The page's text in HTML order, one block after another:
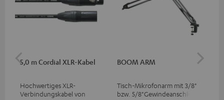
5,0 m Cordial XLR-Kabel
Hochwertiges XLR-
Verbindungskabel von
BOOM ARM
Tisch-Mikrofonarm mit 3/8"
bzw. 5/8"Gewindeanschluss